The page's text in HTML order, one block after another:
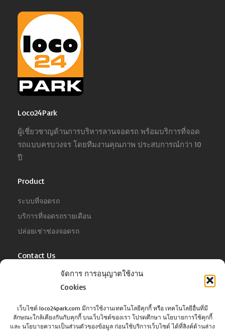
จัดการ การอนุญาตใช้งาน
Cookies
เว็บไซต์ loco24park.com มีการใช้งานเทคโนโลยีคุกกี้ หรือ เทคโนโลยีอื่นที่มี
ลักษณะใกล้เคียงกันกับคุกกี้ บนเว็บไซต์ของเรา โปรดศึกษา นโยบายการใช้คุกกี้
และ นโยบายความเป็นส่วนตัวของข้อมูล ก่อนใช้บริการเว็บไซต์ ได้ที่ลิงค์ด้านล่าง
Loco24Park
ผู้เชี่ยวชาญด้านการบริหารลานจอดรถ พร้อมบริการที่จอด
รถแบบครบวงจร โดยทีมงานคุณภาพ ประสบการณ์กว่า 10
ปี
Product
ระบบที่จอดรถ
บริการที่จอดรถรายเดือน
ปล่อยเช่าช่องจอดรถ
Contact Us
02-022-4680
For Customer